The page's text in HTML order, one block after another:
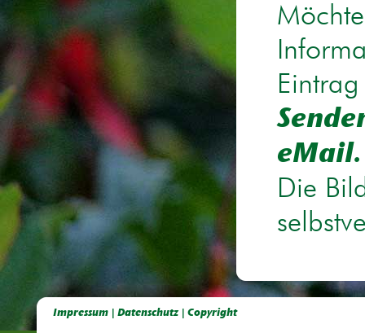
eMail.
Die
Impressum | Datenschutz | Copyright